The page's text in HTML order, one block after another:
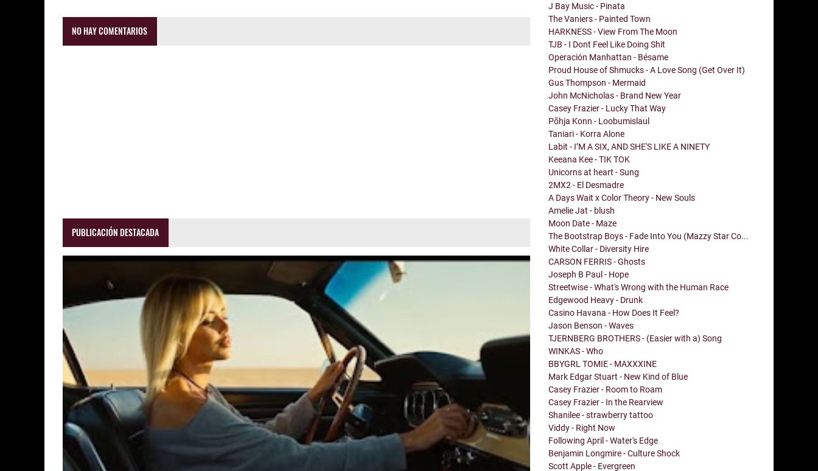
NO HAY COMENTARIOS
PUBLICACIÓN DESTACADA
J Bay Music - Pinata
The Vaniers - Painted Town
HARKNESS - View From The Moon
TJB - I Dont Feel Like Doing Shit
Operación Manhattan - Bésame
Proud House of Shmucks - A Love Song (Get Over It)
Gus Thompson - Mermaid
John McNicholas - Brand New Year
Casey Frazier - Lucky That Way
Põhja Konn - Loobumislaul
Taniari - Korra Alone
Labit - I’M A SIX, AND SHE'S LIKE A NINETY
Keeana Kee - TIK TOK
Unicorns at heart - Sung
2MX2 - El Desmadre
A Days Wait x Color Theory - New Souls
Amelie Jat - blush
Moon Date - Maze
The Bootstrap Boys - Fade Into You (Mazzy Star Co...
White Collar - Diversity Hire
CARSON FERRIS - Ghosts
Joseph B Paul - Hope
Streetwise - What's Wrong with the Human Race
Edgewood Heavy - Drunk
Casino Havana - How Does It Feel?
Jason Benson - Waves
TJERNBERG BROTHERS - (Easier with a) Song
WINKAS - Who
BBYGRL TOMIE - MAXXXINE
Mark Edgar Stuart - New Kind of Blue
Casey Frazier - Room to Roam
Casey Frazier - In the Rearview
Shanilee - strawberry tattoo
Viddy - Right Now
Following April - Water's Edge
Benjamin Longmire - Culture Shock
Scott Apple - Evergreen